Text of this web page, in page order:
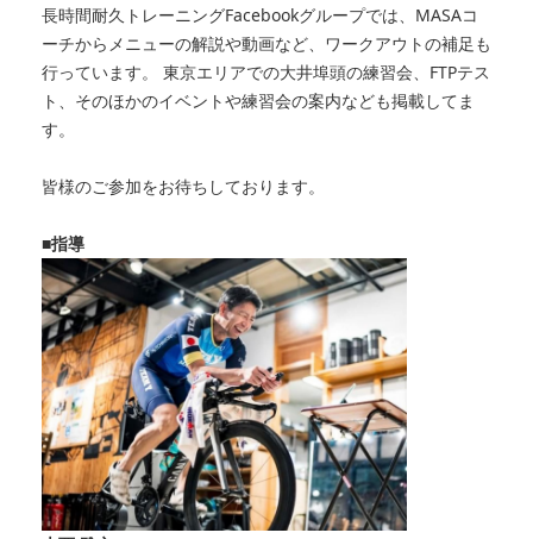
長時間耐久トレーニングFacebookグループでは、MASAコ
ーチからメニューの解説や動画など、ワークアウトの補足も
行っています。 東京エリアでの大井埠頭の練習会、FTPテス
ト、そのほかのイベントや練習会の案内なども掲載してま
す。
皆様のご参加をお待ちしております。
■指導